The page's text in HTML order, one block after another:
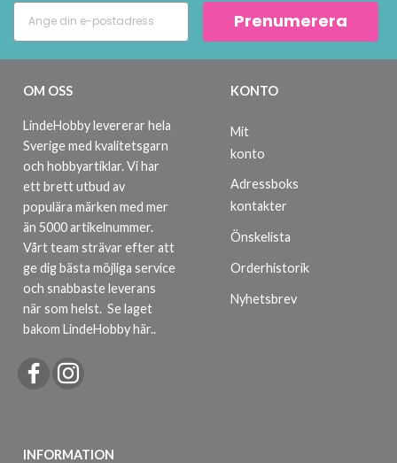
Prenumerera
OM OSS
LindeHobby levererar hela
Sverige med kvalitetsgarn
och hobbyartiklar. Vi har
ett brett utbud av
populära märken med mer
än 5000 artikelnummer.
Vårt team strävar efter att
ge dig bästa möjliga service
och snabbaste leverans
när som helst. Se laget
bakom LindeHobby här..
INFORMATION
KONTO
Mit
konto
Adressboks
kontakter
Önskelista
Orderhistorik
Nyhetsbrev